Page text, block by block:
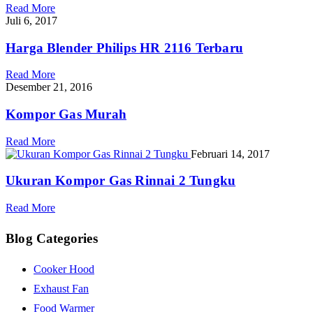
Read More
Juli 6, 2017
Harga Blender Philips HR 2116 Terbaru
Read More
Desember 21, 2016
Kompor Gas Murah
Read More
Februari 14, 2017
Ukuran Kompor Gas Rinnai 2 Tungku
Read More
Blog Categories
Cooker Hood
Exhaust Fan
Food Warmer